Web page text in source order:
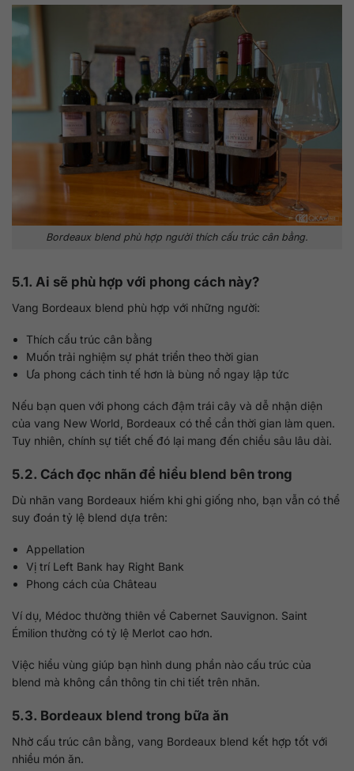
Bordeaux blend phù hợp người thích cấu trúc cân bằng.
5.1. Ai sẽ phù hợp với phong cách này?
Vang Bordeaux blend phù hợp với những người:
Thích cấu trúc cân bằng
Muốn trải nghiệm sự phát triển theo thời gian
Ưa phong cách tinh tế hơn là bùng nổ ngay lập tức
Nếu bạn quen với phong cách đậm trái cây và dễ nhận diện
của vang New World, Bordeaux có thể cần thời gian làm quen.
Tuy nhiên, chính sự tiết chế đó lại mang đến chiều sâu lâu dài.
5.2. Cách đọc nhãn để hiểu blend bên trong
Dù nhãn vang Bordeaux hiếm khi ghi giống nho, bạn vẫn có thể
suy đoán tỷ lệ blend dựa trên:
Appellation
Vị trí Left Bank hay Right Bank
Phong cách của Château
Ví dụ, Médoc thường thiên về Cabernet Sauvignon. Saint
Émilion thường có tỷ lệ Merlot cao hơn.
Việc hiểu vùng giúp bạn hình dung phần nào cấu trúc của
blend mà không cần thông tin chi tiết trên nhãn.
5.3. Bordeaux blend trong bữa ăn
Nhờ cấu trúc cân bằng, vang Bordeaux blend kết hợp tốt với
nhiều món ăn.